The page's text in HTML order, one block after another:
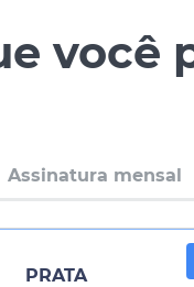
você
Assinatura mensal
PRATA